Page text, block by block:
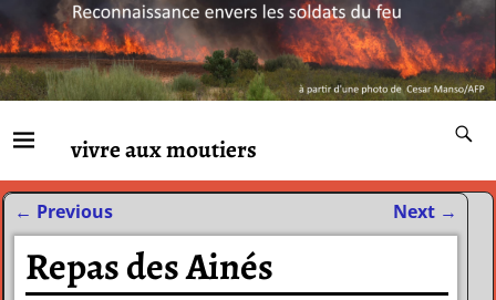
vivre aux moutiers
Navigation des articles
← Previous Next →
Repas des Ainés